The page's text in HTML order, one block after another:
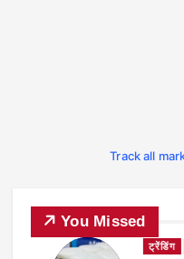
Track all
You Missed
ट्रेंडिंग